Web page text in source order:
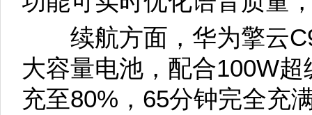
续航方面，华为擎云
大容量电池，配合100W
充至80%，65分钟完全充